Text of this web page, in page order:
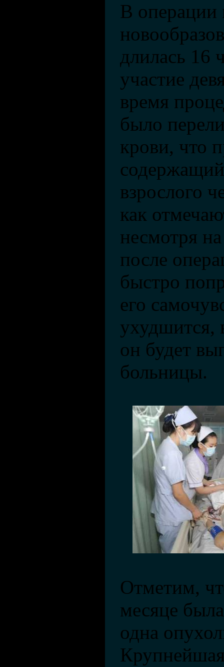
В операции
длилась 16
участие
время
было
крови, что
взрослого
как
несмотря
после
быстро
его
ухудшится,
он будет
больницы.
Отметим,
месяце
одна